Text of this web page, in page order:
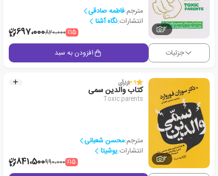
2
مترجم:فاطمه صادقی
انتشارات:نگاه آشنا
٪15820،000697،000
جزئیات افزودن به سبد
2
3.9از1رأی
کتاب والدین سمی
Toxic parents
مترجم:محسن شعبانی
انتشارات:یوشیتا
٪15990،000841،500